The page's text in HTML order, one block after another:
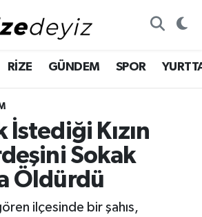
RİZE GÜNDEM SPOR
İstediği Kızın
Sokak
Öldürdü
ilçesinde bir şahıs,
Haritası
Durumu ve Fikstür